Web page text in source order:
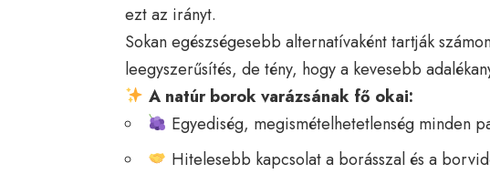
ezt az irányt.
Sokan egészségesebb alternatívaként tartják
leegyszerűsítés, de tény, hogy a kevesebb
A natúr borok varázsának fő okai:
Egyediség, megismételhetetlenség minden
Hitelesebb kapcsolat a borásszal és a